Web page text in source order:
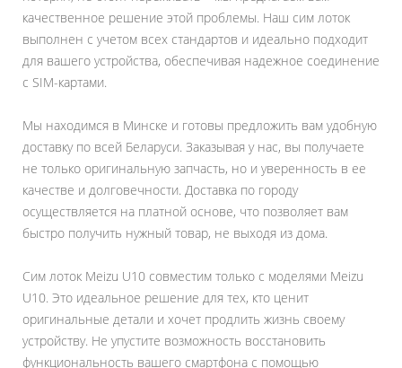
качественное решение этой проблемы. Наш сим лоток
выполнен с учетом всех стандартов и идеально подходит
для вашего устройства, обеспечивая надежное соединение
с SIM-картами.
Мы находимся в Минске и готовы предложить вам удобную
доставку по всей Беларуси. Заказывая у нас, вы получаете
не только оригинальную запчасть, но и уверенность в ее
качестве и долговечности. Доставка по городу
осуществляется на платной основе, что позволяет вам
быстро получить нужный товар, не выходя из дома.
Сим лоток Meizu U10 совместим только с моделями Meizu
U10. Это идеальное решение для тех, кто ценит
оригинальные детали и хочет продлить жизнь своему
устройству. Не упустите возможность восстановить
функциональность вашего смартфона с помощью